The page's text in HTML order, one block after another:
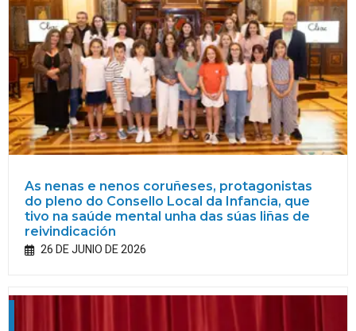
As nenas e nenos coruñeses, protagonistas
do pleno do Consello Local da Infancia, que
tivo na saúde mental unha das súas liñas de
reivindicación
26 DE JUNIO DE 2026